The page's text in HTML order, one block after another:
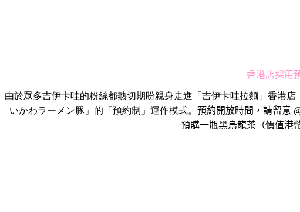
香港店採用
由於眾多吉伊卡哇的粉絲都熱切期盼親身走進「吉伊卡哇拉麵」 香港店
いかわラーメン豚」的「預約制」運作模式。 預約開放時間，請留意
預購一瓶黑烏龍茶（價值港